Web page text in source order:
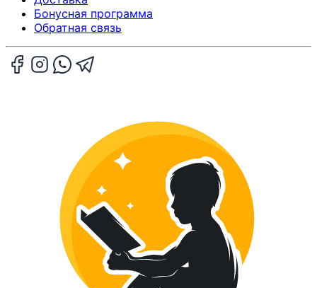
Бонусная программа
Обратная связь